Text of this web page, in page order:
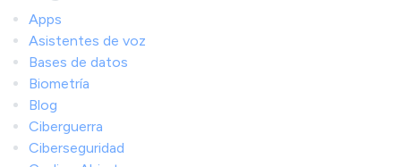
Apps
Asistentes de voz
Bases de datos
Biometría
Blog
Ciberguerra
Ciberseguridad